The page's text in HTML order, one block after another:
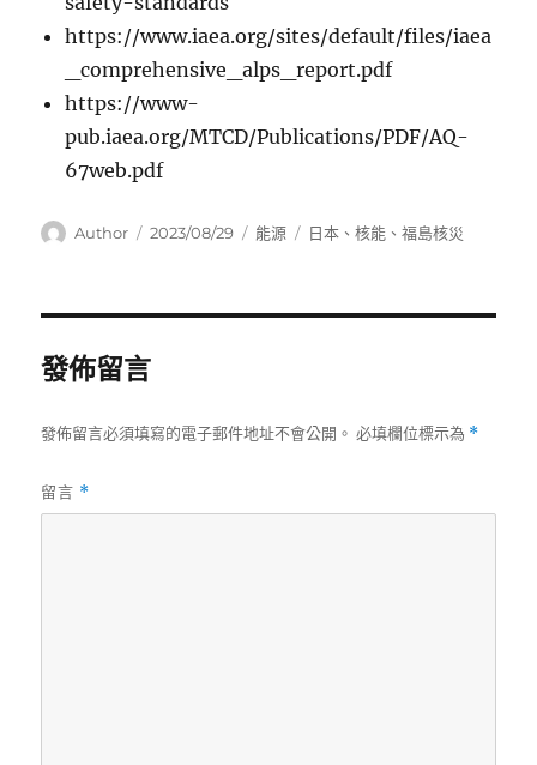
https://www.iaea.org/sites/default/files/iaea
_comprehensive_alps_report.pdf
https://www-
pub.iaea.org/MTCD/Publications/PDF/AQ-
67web.pdf
作
Author
發
2023/08/29
分
能源
標
日本 、核能 、福島核災
發佈留言
發佈留言必須填寫的電子郵件地址不會公開。 必填欄位標示為 *
留言 *